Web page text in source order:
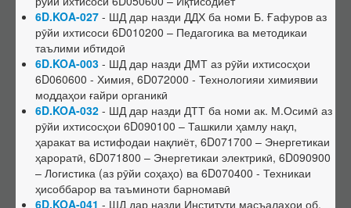
Ҳимояи якдаъфаина
Фармоишҳо оид ба боздоштани фаъолияти ШД
Фармоишҳо оид ба тамдиди фаъолияти ШД
Номгӯи ҳуҷҷатҳо оид ба тамдиди ШД
Шӯроҳои экспертӣ (ШЭ)
Низомнома
Шӯроҳои амалкунанда
Тағйирот дар ҳайати ШЭ
6D.KOA-027 - ШД дар назди ДДХ ба номи Б. Ғафуров аз
рӯйи ихтисоси 6D010200 – Педагогика ва методикаи
таълими ибтидоӣ
6D.KOA-003 - ШД дар назди ДМТ аз рӯйи ихтисосҳои
6D060600 - Химия, 6D072000 - Технологияи химиявии
моддаҳои ғайри органикӣ
6D.KOA-032 - ШД дар назди ДТТ ба номи ак. М.Осимӣ аз
рӯйи ихтисосҳои 6D090100 – Ташкили ҳамлу нақл,
ҳаракат ва истифодаи нақлиёт, 6D071700 – Энергетикаи
ҳароратӣ, 6D071800 – Энергетикаи электрикӣ, 6D090900
– Логистика (аз рӯйи соҳаҳо) ва 6D070400 - Техникаи
ҳисоббарор ва таъминоти барномавӣ
6D.KOA-041 - ШД дар назди Институти масъалаҳои об,